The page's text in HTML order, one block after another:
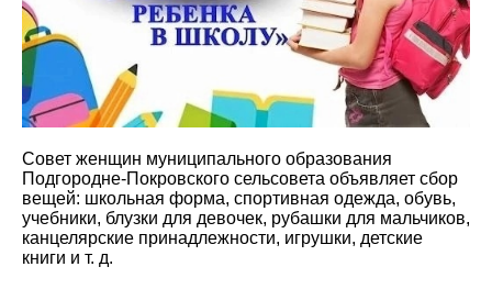
Совет женщин муниципального образования
Подгородне-Покровского сельсовета объявляет сбор
вещей: школьная форма, спортивная одежда, обувь,
учебники, блузки для девочек, рубашки для мальчиков,
канцелярские принадлежности, игрушки, детские
книги и т. д.